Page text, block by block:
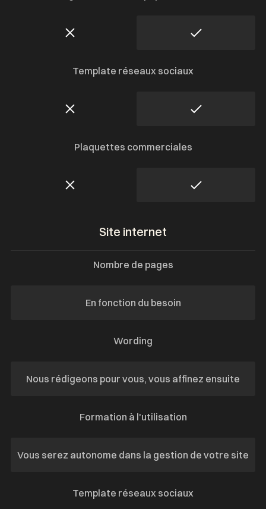
Template réseaux sociaux
Plaquettes commerciales
Site internet
Nombre de pages
En fonction du besoin
Wording
Nous rédigeons pour vous, vous affinez ensuite
Formation à l'utilisation
Vous serez autonome dans la gestion de votre site
Template réseaux sociaux